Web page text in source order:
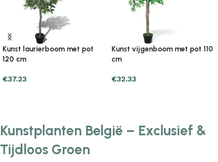
Kunst laurierboom met pot
120 cm
€37.23
Kunst vijgenboom met pot 110
cm
€32.33
Kunstplanten België – Exclusief &
Tijdloos Groen